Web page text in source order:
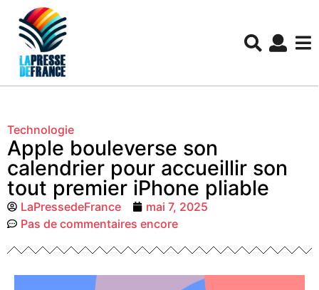
Technologie
Apple bouleverse son
calendrier pour accueillir son
tout premier iPhone pliable
LaPressedeFrance
mai 7, 2025
Pas de commentaires encore